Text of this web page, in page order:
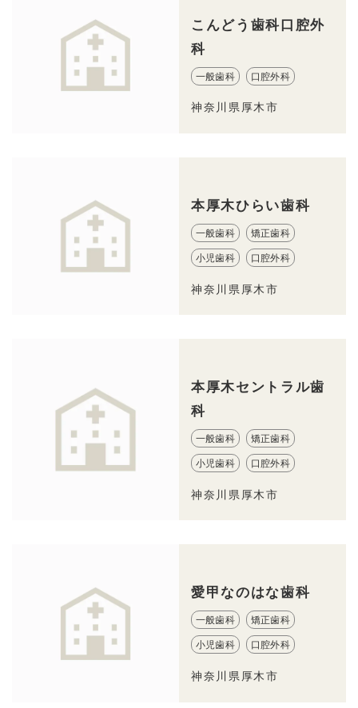
こんどう歯科口腔外
科
一般歯科 口腔外科
神奈川県厚木市
本厚木ひらい歯科
一般歯科 矯正歯科
小児歯科 口腔外科
神奈川県厚木市
本厚木セントラル歯
科
一般歯科 矯正歯科
小児歯科 口腔外科
神奈川県厚木市
愛甲なのはな歯科
一般歯科 矯正歯科
小児歯科 口腔外科
神奈川県厚木市